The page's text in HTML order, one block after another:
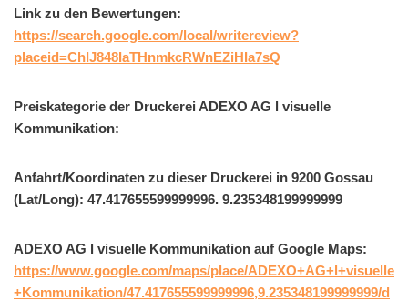
Link zu den Bewertungen:
https://search.google.com/local/writereview?
placeid=ChIJ848IaTHnmkcRWnEZiHIa7sQ
Preiskategorie der Druckerei ADEXO AG l visuelle
Kommunikation:
Anfahrt/Koordinaten zu dieser Druckerei in 9200 Gossau
(Lat/Long): 47.417655599999996. 9.235348199999999
ADEXO AG l visuelle Kommunikation auf Google Maps:
https://www.google.com/maps/place/ADEXO+AG+l+visuelle
+Kommunikation/47.417655599999996,9.235348199999999/d